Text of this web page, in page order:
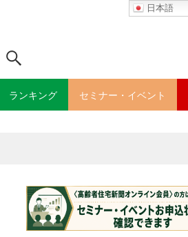
日本語
ランキング セミナー・イベント